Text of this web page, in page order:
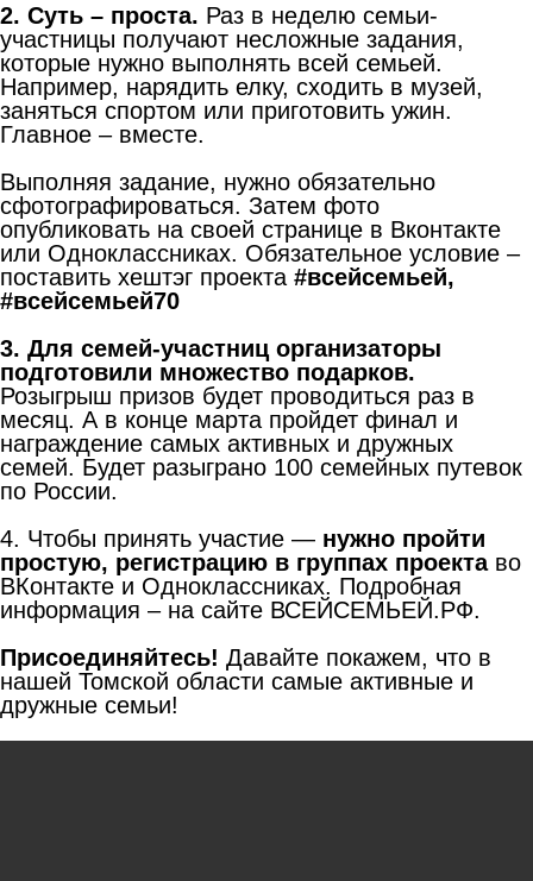
2. Суть – проста. Раз в неделю семьи-
участницы получают несложные задания,
которые нужно выполнять всей семьей.
Например, нарядить елку, сходить в музей,
заняться спортом или приготовить ужин.
Главное – вместе.
Выполняя задание, нужно обязательно
сфотографироваться. Затем фото
опубликовать на своей странице в Вконтакте
или Одноклассниках. Обязательное условие –
поставить хештэг проекта #всейсемьей,
#всейсемьей70
3. Для семей-участниц организаторы
подготовили множество подарков.
Розыгрыш призов будет проводиться раз в
месяц. А в конце марта пройдет финал и
награждение самых активных и дружных
семей. Будет разыграно 100 семейных путевок
по России.
4. Чтобы принять участие — нужно пройти
простую, регистрацию в группах проекта во
ВКонтакте и Одноклассниках. Подробная
информация – на сайте ВСЕЙСЕМЬЕЙ.РФ.
Присоединяйтесь! Давайте покажем, что в
нашей Томской области самые активные и
дружные семьи!